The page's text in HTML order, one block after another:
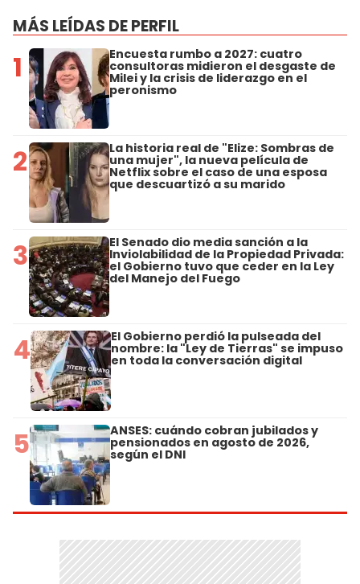
MÁS LEÍDAS DE PERFIL
1 Encuesta rumbo a 2027: cuatro
consultoras midieron el desgaste de
Milei y la crisis de liderazgo en el
peronismo
2 La historia real de "Elize: Sombras de
una mujer", la nueva película de
Netflix sobre el caso de una esposa
que descuartizó a su marido
3 El Senado dio media sanción a la
Inviolabilidad de la Propiedad Privada:
el Gobierno tuvo que ceder en la Ley
del Manejo del Fuego
4 El Gobierno perdió la pulseada del
nombre: la "Ley de Tierras" se impuso
en toda la conversación digital
5 ANSES: cuándo cobran jubilados y
pensionados en agosto de 2026,
según el DNI